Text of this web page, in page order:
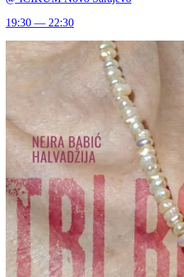
19:30 — 22:30